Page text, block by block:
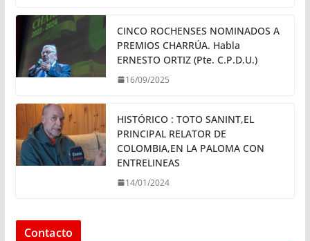
CINCO ROCHENSES NOMINADOS A
PREMIOS CHARRÚA. Habla
ERNESTO ORTIZ (Pte. C.P.D.U.)
16/09/2025
HISTÓRICO : TOTO SANINT,EL
PRINCIPAL RELATOR DE
COLOMBIA,EN LA PALOMA CON
ENTRELINEAS
14/01/2024
Contacto